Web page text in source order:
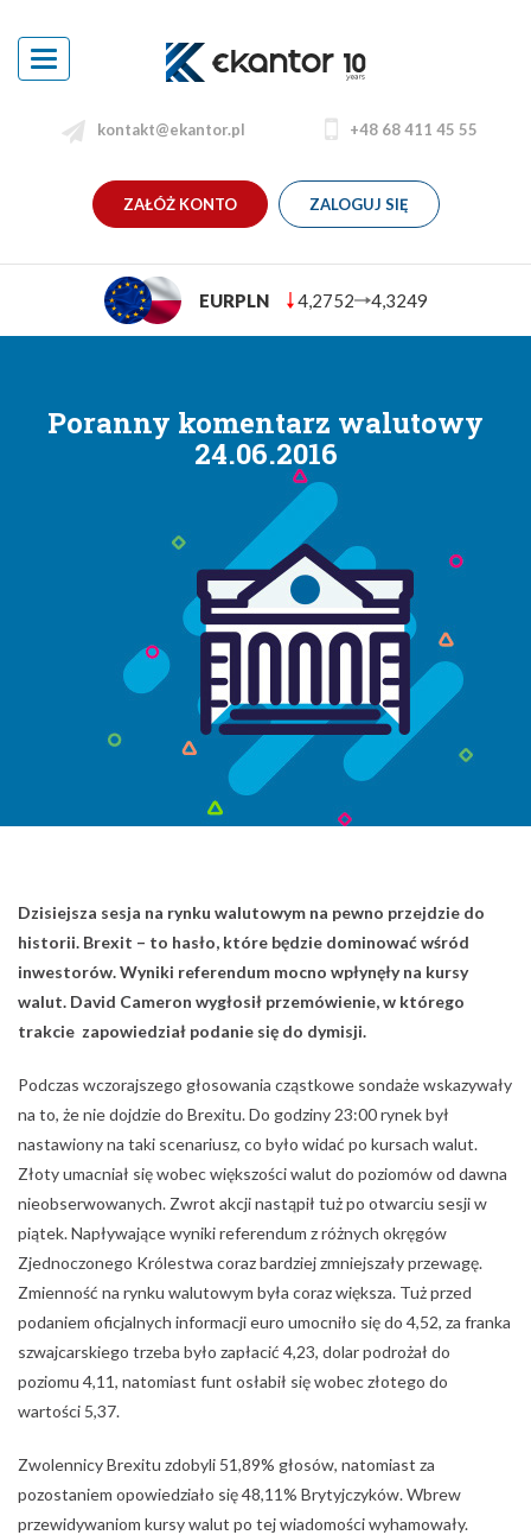
Toggle
navigation
kontakt@ekantor.pl +48 68 411 45 55
ZAŁÓŻ KONTO ZALOGUJ SIĘ
EURPLN 4,2752 4,3249
Poranny komentarz walutowy
24.06.2016
Dzisiejsza sesja na rynku walutowym na pewno przejdzie do
historii. Brexit – to hasło, które będzie dominować wśród
inwestorów. Wyniki referendum mocno wpłynęły na kursy
walut. David Cameron wygłosił przemówienie, w którego
trakcie zapowiedział podanie się do dymisji.
Podczas wczorajszego głosowania cząstkowe sondaże wskazywały
na to, że nie dojdzie do Brexitu. Do godziny 23:00 rynek był
nastawiony na taki scenariusz, co było widać po kursach walut.
Złoty umacniał się wobec większości walut do poziomów od dawna
nieobserwowanych. Zwrot akcji nastąpił tuż po otwarciu sesji w
piątek. Napływające wyniki referendum z różnych okręgów
Zjednoczonego Królestwa coraz bardziej zmniejszały przewagę.
Zmienność na rynku walutowym była coraz większa. Tuż przed
podaniem oficjalnych informacji euro umocniło się do 4,52, za franka
szwajcarskiego trzeba było zapłacić 4,23, dolar podrożał do
poziomu 4,11, natomiast funt osłabił się wobec złotego do
wartości 5,37.
Zwolennicy Brexitu zdobyli 51,89% głosów, natomiast za
pozostaniem opowiedziało się 48,11% Brytyjczyków. Wbrew
przewidywaniom kursy walut po tej wiadomości wyhamowały.